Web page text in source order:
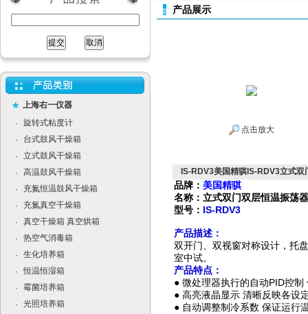
上海右一仪器
·
旋转式粘度计
·
台式鼓风干燥箱
·
立式鼓风干燥箱
·
高温鼓风干燥箱
·
充氮恒温鼓风干燥箱
·
充氮真空干燥箱
·
真空干燥箱 真空烘箱
·
热空气消毒箱
·
生化培养箱
·
恒温恒湿箱
·
霉菌培养箱
·
光照培养箱
产品展示
点击放大
IS-RDV3美国精骐IS-RDV3立式双
品牌： 美国精骐
名称：立式双门双层恒温振荡器
型号： IS-RDV3
产品描述：
双开门、双视窗对称设计，托
室中试。
产品特点：
● 微处理器执行的自动PID控制
● 高亮液晶显示 清晰反映各设
● 自动调整制冷系数 保证运行